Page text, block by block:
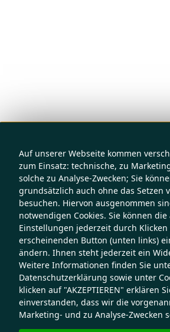
Auf unserer Webseite kommen
zum Einsatz: technische, zu
solche zu Analyse-Zwecken; Sie
grundsätzlich auch ohne das Setzen
besuchen. Hiervon ausgenommen
notwendigen Cookies. Sie können
Einstellungen jederzeit durch Klicken
erscheinenden Button (unten links)
ändern. Ihnen steht jederzeit ein
Weitere Informationen finden Sie
Datenschutzerklärung sowie unter
klicken auf "AKZEPTIEREN" erklären
einverstanden, dass wir die
Marketing- und zu Analyse-Zwecken